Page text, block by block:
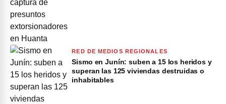
RED DE MEDIOS REGIONALES
Sismo en Junín: suben a 15 los heridos y
superan las 125 viviendas destruidas o
inhabitables